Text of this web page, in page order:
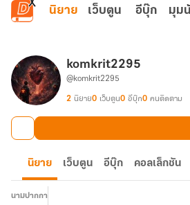
ข้ามไปยังเนื้อหาหลัก
นิยาย เว็บตูน อีบุ๊ก มุม
komkrit2295
@komkrit2295
2 นิยาย0 เว็บตูน0 อีบุ๊ก0 คนติดตาม
นิยาย เว็บตูน อีบุ๊ก คอลเล็กชัน
นามปากกา